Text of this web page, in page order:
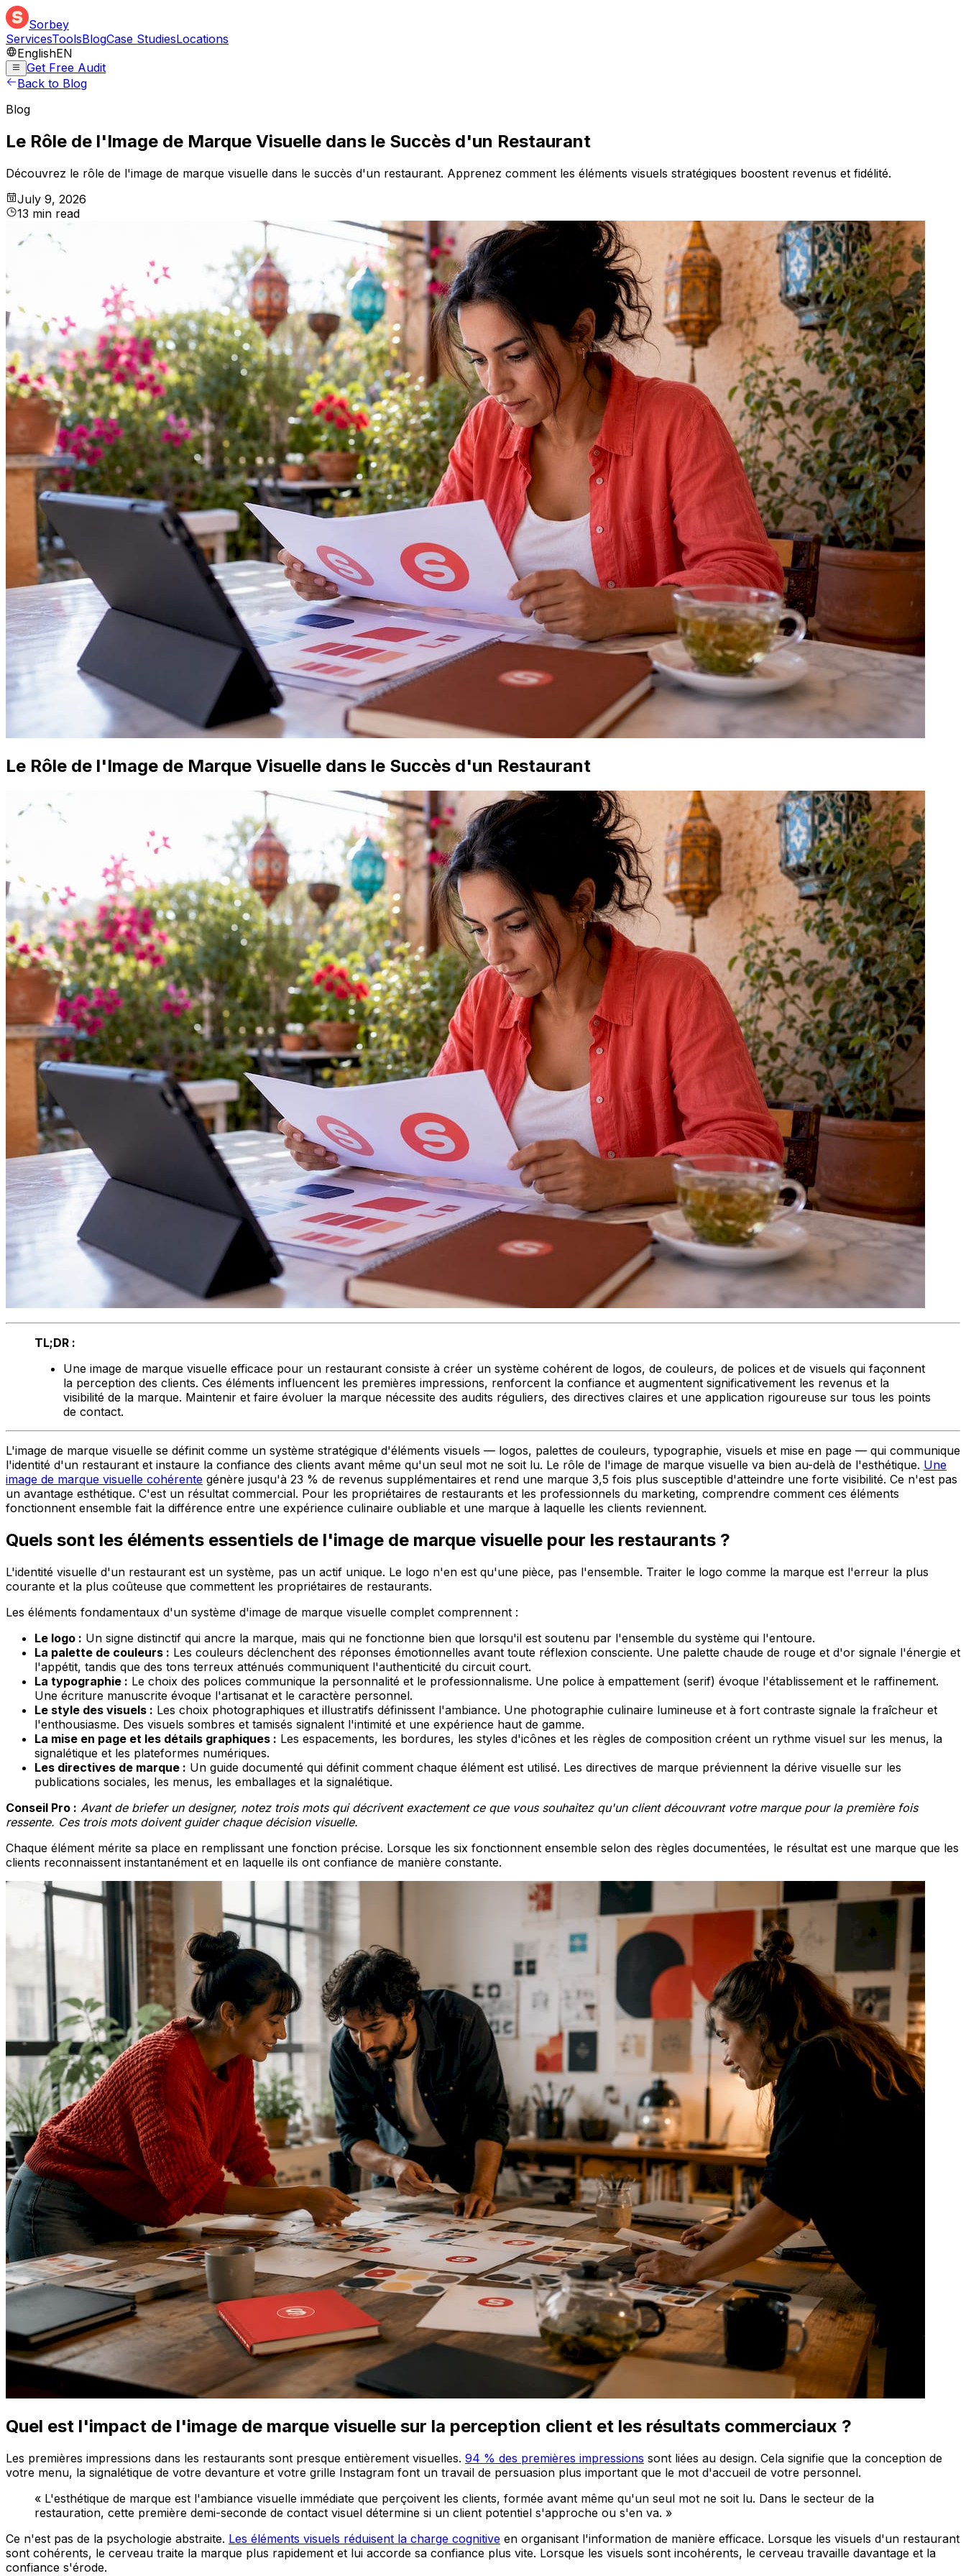
Sorbey
ServicesToolsBlogCase StudiesLocations
EnglishEN
Get Free Audit
Back to Blog
Blog
Le Rôle de l'Image de Marque Visuelle dans le Succès d'un Restaurant
Découvrez le rôle de l'image de marque visuelle dans le succès d'un restaurant. Apprenez comment les éléments visuels stratégiques boostent revenus et fidélité.
July 9, 2026
13 min read
Le Rôle de l'Image de Marque Visuelle dans le Succès d'un Restaurant
TL;DR :
Une image de marque visuelle efficace pour un restaurant consiste à créer un système cohérent de logos, de couleurs, de polices et de visuels qui façonnent
la perception des clients. Ces éléments influencent les premières impressions, renforcent la confiance et augmentent significativement les revenus et la
visibilité de la marque. Maintenir et faire évoluer la marque nécessite des audits réguliers, des directives claires et une application rigoureuse sur tous les points
de contact.
L'image de marque visuelle se définit comme un système stratégique d'éléments visuels — logos, palettes de couleurs, typographie, visuels et mise en page — qui communique
l'identité d'un restaurant et instaure la confiance des clients avant même qu'un seul mot ne soit lu. Le rôle de l'image de marque visuelle va bien au-delà de l'esthétique. Une
image de marque visuelle cohérente génère jusqu'à 23 % de revenus supplémentaires et rend une marque 3,5 fois plus susceptible d'atteindre une forte visibilité. Ce n'est pas
un avantage esthétique. C'est un résultat commercial. Pour les propriétaires de restaurants et les professionnels du marketing, comprendre comment ces éléments
fonctionnent ensemble fait la différence entre une expérience culinaire oubliable et une marque à laquelle les clients reviennent.
Quels sont les éléments essentiels de l'image de marque visuelle pour les restaurants ?
L'identité visuelle d'un restaurant est un système, pas un actif unique. Le logo n'en est qu'une pièce, pas l'ensemble. Traiter le logo comme la marque est l'erreur la plus
courante et la plus coûteuse que commettent les propriétaires de restaurants.
Les éléments fondamentaux d'un système d'image de marque visuelle complet comprennent :
Le logo : Un signe distinctif qui ancre la marque, mais qui ne fonctionne bien que lorsqu'il est soutenu par l'ensemble du système qui l'entoure.
La palette de couleurs : Les couleurs déclenchent des réponses émotionnelles avant toute réflexion consciente. Une palette chaude de rouge et d'or signale l'énergie et
l'appétit, tandis que des tons terreux atténués communiquent l'authenticité du circuit court.
La typographie : Le choix des polices communique la personnalité et le professionnalisme. Une police à empattement (serif) évoque l'établissement et le raffinement.
Une écriture manuscrite évoque l'artisanat et le caractère personnel.
Le style des visuels : Les choix photographiques et illustratifs définissent l'ambiance. Une photographie culinaire lumineuse et à fort contraste signale la fraîcheur et
l'enthousiasme. Des visuels sombres et tamisés signalent l'intimité et une expérience haut de gamme.
La mise en page et les détails graphiques : Les espacements, les bordures, les styles d'icônes et les règles de composition créent un rythme visuel sur les menus, la
signalétique et les plateformes numériques.
Les directives de marque : Un guide documenté qui définit comment chaque élément est utilisé. Les directives de marque préviennent la dérive visuelle sur les
publications sociales, les menus, les emballages et la signalétique.
Conseil Pro : Avant de briefer un designer, notez trois mots qui décrivent exactement ce que vous souhaitez qu'un client découvrant votre marque pour la première fois
ressente. Ces trois mots doivent guider chaque décision visuelle.
Chaque élément mérite sa place en remplissant une fonction précise. Lorsque les six fonctionnent ensemble selon des règles documentées, le résultat est une marque que les
clients reconnaissent instantanément et en laquelle ils ont confiance de manière constante.
Quel est l'impact de l'image de marque visuelle sur la perception client et les résultats commerciaux ?
Les premières impressions dans les restaurants sont presque entièrement visuelles. 94 % des premières impressions sont liées au design. Cela signifie que la conception de
votre menu, la signalétique de votre devanture et votre grille Instagram font un travail de persuasion plus important que le mot d'accueil de votre personnel.
« L'esthétique de marque est l'ambiance visuelle immédiate que perçoivent les clients, formée avant même qu'un seul mot ne soit lu. Dans le secteur de la
restauration, cette première demi-seconde de contact visuel détermine si un client potentiel s'approche ou s'en va. »
Ce n'est pas de la psychologie abstraite. Les éléments visuels réduisent la charge cognitive en organisant l'information de manière efficace. Lorsque les visuels d'un restaurant
sont cohérents, le cerveau traite la marque plus rapidement et lui accorde sa confiance plus vite. Lorsque les visuels sont incohérents, le cerveau travaille davantage et la
confiance s'érode.